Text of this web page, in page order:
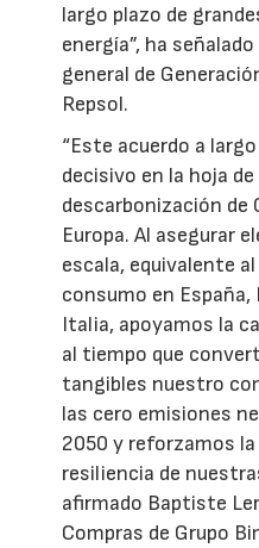
largo plazo de
energía”, ha
general de
Repsol.
“Este acuerdo a
decisivo en la hoja
descarbonización de
Europa. Al asegurar
escala, equivalente
consumo en España,
Italia, apoyamos la
al tiempo que
tangibles nuestro
las cero emisiones
2050 y reforzamos
resiliencia de
afirmado Baptiste
Compras de Grupo